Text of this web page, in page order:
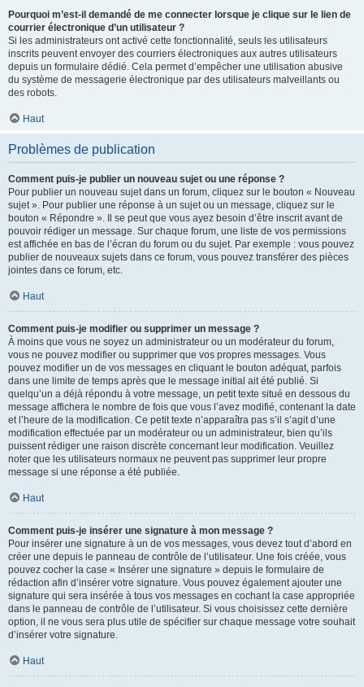
Pourquoi m’est-il demandé de me connecter lorsque je clique sur le lien de
courrier électronique d’un utilisateur ?
Si les administrateurs ont activé cette fonctionnalité, seuls les utilisateurs
inscrits peuvent envoyer des courriers électroniques aux autres utilisateurs
depuis un formulaire dédié. Cela permet d’empêcher une utilisation abusive
du système de messagerie électronique par des utilisateurs malveillants ou
des robots.
Haut
Problèmes de publication
Comment puis-je publier un nouveau sujet ou une réponse ?
Pour publier un nouveau sujet dans un forum, cliquez sur le bouton « Nouveau
sujet ». Pour publier une réponse à un sujet ou un message, cliquez sur le
bouton « Répondre ». Il se peut que vous ayez besoin d’être inscrit avant de
pouvoir rédiger un message. Sur chaque forum, une liste de vos permissions
est affichée en bas de l’écran du forum ou du sujet. Par exemple : vous pouvez
publier de nouveaux sujets dans ce forum, vous pouvez transférer des pièces
jointes dans ce forum, etc.
Haut
Comment puis-je modifier ou supprimer un message ?
À moins que vous ne soyez un administrateur ou un modérateur du forum,
vous ne pouvez modifier ou supprimer que vos propres messages. Vous
pouvez modifier un de vos messages en cliquant le bouton adéquat, parfois
dans une limite de temps après que le message initial ait été publié. Si
quelqu’un a déjà répondu à votre message, un petit texte situé en dessous du
message affichera le nombre de fois que vous l’avez modifié, contenant la date
et l’heure de la modification. Ce petit texte n’apparaîtra pas s’il s’agit d’une
modification effectuée par un modérateur ou un administrateur, bien qu’ils
puissent rédiger une raison discrète concernant leur modification. Veuillez
noter que les utilisateurs normaux ne peuvent pas supprimer leur propre
message si une réponse a été publiée.
Haut
Comment puis-je insérer une signature à mon message ?
Pour insérer une signature à un de vos messages, vous devez tout d’abord en
créer une depuis le panneau de contrôle de l’utilisateur. Une fois créée, vous
pouvez cocher la case « Insérer une signature » depuis le formulaire de
rédaction afin d’insérer votre signature. Vous pouvez également ajouter une
signature qui sera insérée à tous vos messages en cochant la case appropriée
dans le panneau de contrôle de l’utilisateur. Si vous choisissez cette dernière
option, il ne vous sera plus utile de spécifier sur chaque message votre souhait
d’insérer votre signature.
Haut